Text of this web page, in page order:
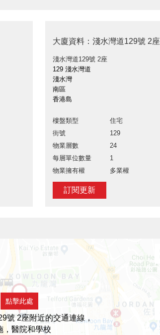
大廈資料：淺水灣道129號 2座
淺水灣道129號 2座
129 淺水灣道
淺水灣
南區
香港島
樓盤類型
住宅
街號
129
物業層數
24
每層單位數量
1
物業擁有權
多業權
訂閱更新
點擊此處
號 2座附近的交通連線，
，醫院和學校